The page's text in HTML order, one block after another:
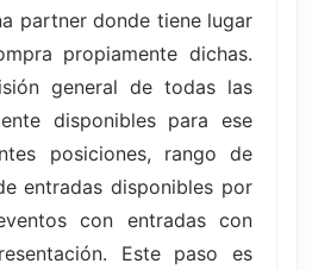
partner donde tiene lugar
propiamente dichas.
general de todas las
disponibles para ese
posiciones, rango de
entradas disponibles por
con entradas con
Este paso es